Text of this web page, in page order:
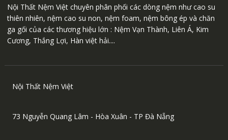
thể
được
chọn
trên
sản
có
thể
được
trang
Nội Thất Nệm Việt chuyên phân phối các dòng nệm như cao su
thiên nhiên, nệm cao su non, nệm foam, nệm bông ép và chăn
ga gối của các thương hiệu lớn : Nệm Vạn Thành, Liên Á, Kim
Cương, Thắng Lợi, Hàn việt hải....
Nội Thất Nệm Việt
73 Nguyễn Quang Lâm - Hòa Xuân - TP Đà Nẵng